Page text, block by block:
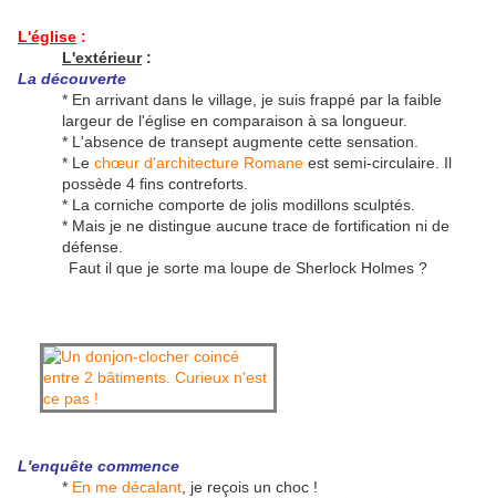
L'église :
L'extérieur:
La découverte
* En arrivant dans le village, je suis frappé par la faible
largeur de l'église en comparaison à sa longueur.
* L'absence de transept augmente cette sensation.
* Le chœur d'architecture Romane est semi-circulaire. Il
possède 4 fins contreforts.
* La corniche comporte de jolis modillons sculptés.
* Mais je ne distingue aucune trace de fortification ni de
défense.
Faut il que je sorte ma loupe de Sherlock Holmes ?
L'enquête commence
* En me décalant , je reçois un choc !